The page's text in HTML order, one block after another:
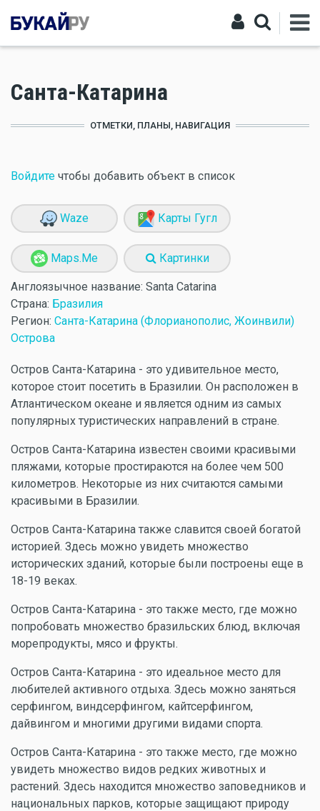
Санта-Катарина
ОТМЕТКИ, ПЛАНЫ, НАВИГАЦИЯ
Войдите чтобы добавить объект в список
Waze Карты Гугл
Maps.Me Картинки
Англоязычное название: Santa Catarina
Страна: Бразилия
Регион: Санта-Катарина (Флорианополис, Жоинвили)
Острова
Остров Санта-Катарина - это удивительное место,
которое стоит посетить в Бразилии. Он расположен в
Атлантическом океане и является одним из самых
популярных туристических направлений в стране.
Остров Санта-Катарина известен своими красивыми
пляжами, которые простираются на более чем 500
километров. Некоторые из них считаются самыми
красивыми в Бразилии.
Остров Санта-Катарина также славится своей богатой
историей. Здесь можно увидеть множество
исторических зданий, которые были построены еще в
18-19 веках.
Остров Санта-Катарина - это также место, где можно
попробовать множество бразильских блюд, включая
морепродукты, мясо и фрукты.
Остров Санта-Катарина - это идеальное место для
любителей активного отдыха. Здесь можно заняться
серфингом, виндсерфингом, кайтсерфингом,
дайвингом и многими другими видами спорта.
Остров Санта-Катарина - это также место, где можно
увидеть множество видов редких животных и
растений. Здесь находится множество заповедников и
национальных парков, которые защищают природу